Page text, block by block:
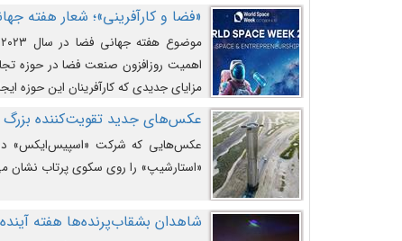
«فضا و کارآفرینی»؛ شعار هفته
اهمیت روزافزون صنعت فضا در حوزه
مزایای جدیدی که کارآفرینان این حوزه
عکس‌های جدید تقویت‌کننده
عکس‌هایی که شرکت «اسپیس‌ایکس» در
«استارشیپ» را روی سکوی پرتاب نشان
شاهدان بشقاب‌پرنده‌ها هفته